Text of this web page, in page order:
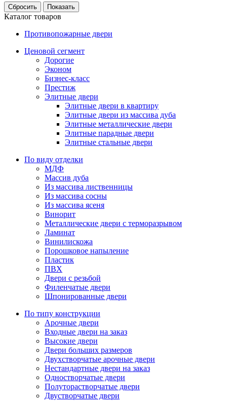
Каталог товаров
Противопожарные двери
Ценовой сегмент
Дорогие
Эконом
Бизнес-класс
Престиж
Элитные двери
Элитные двери в квартиру
Элитные двери из массива дуба
Элитные металлические двери
Элитные парадные двери
Элитные стальные двери
По виду отделки
МДФ
Массив дуба
Из массива лиственницы
Из массива сосны
Из массива ясеня
Винорит
Металлические двери с терморазрывом
Ламинат
Винилискожа
Порошковое напыление
Пластик
ПВХ
Двери с резьбой
Филенчатые двери
Шпонированные двери
По типу конструкции
Арочные двери
Входные двери на заказ
Высокие двери
Двери больших размеров
Двухстворчатые арочные двери
Нестандартные двери на заказ
Одностворчатые двери
Полуторастворчатые двери
Двустворчатые двери